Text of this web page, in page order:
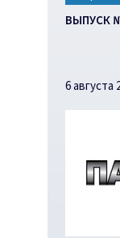
ВЫПУСК
6 августа